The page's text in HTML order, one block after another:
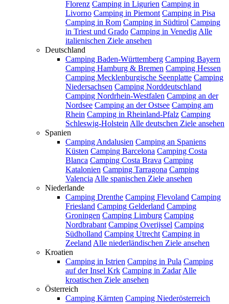
Florenz Camping in Ligurien Camping in
Livorno Camping in Piemont Camping in Pisa
Camping in Rom Camping in Südtirol Camping
in Triest und Grado Camping in Venedig Alle
italienischen Ziele ansehen
Deutschland
Camping Baden-Württemberg Camping Bayern
Camping Hamburg & Bremen Camping Hessen
Camping Mecklenburgische Seenplatte Camping
Niedersachsen Camping Norddeutschland
Camping Nordrhein-Westfalen Camping an der
Nordsee Camping an der Ostsee Camping am
Rhein Camping in Rheinland-Pfalz Camping
Schleswig-Holstein Alle deutschen Ziele ansehen
Spanien
Camping Andalusien Camping an Spaniens
Küsten Camping Barcelona Camping Costa
Blanca Camping Costa Brava Camping
Katalonien Camping Tarragona Camping
Valencia Alle spanischen Ziele ansehen
Niederlande
Camping Drenthe Camping Flevoland Camping
Friesland Camping Gelderland Camping
Groningen Camping Limburg Camping
Nordbrabant Camping Overijssel Camping
Südholland Camping Utrecht Camping in
Zeeland Alle niederländischen Ziele ansehen
Kroatien
Camping in Istrien Camping in Pula Camping
auf der Insel Krk Camping in Zadar Alle
kroatischen Ziele ansehen
Österreich
Camping Kärnten Camping Niederösterreich